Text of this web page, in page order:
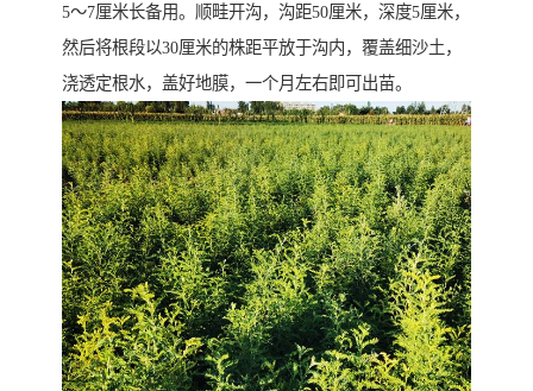
5～7厘米长备用。顺畦开沟，沟距50厘米，深度5厘米，
然后将根段以30厘米的株距平放于沟内，覆盖细沙土，
浇透定根水，盖好地膜，一个月左右即可出苗。